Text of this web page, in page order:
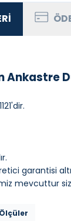
Ankastre
garantisi
mevcuttur
Ölçüler